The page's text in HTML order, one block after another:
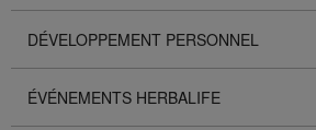
DÉVELOPPEMENT PERSONNEL
ÉVÉNEMENTS HERBALIFE